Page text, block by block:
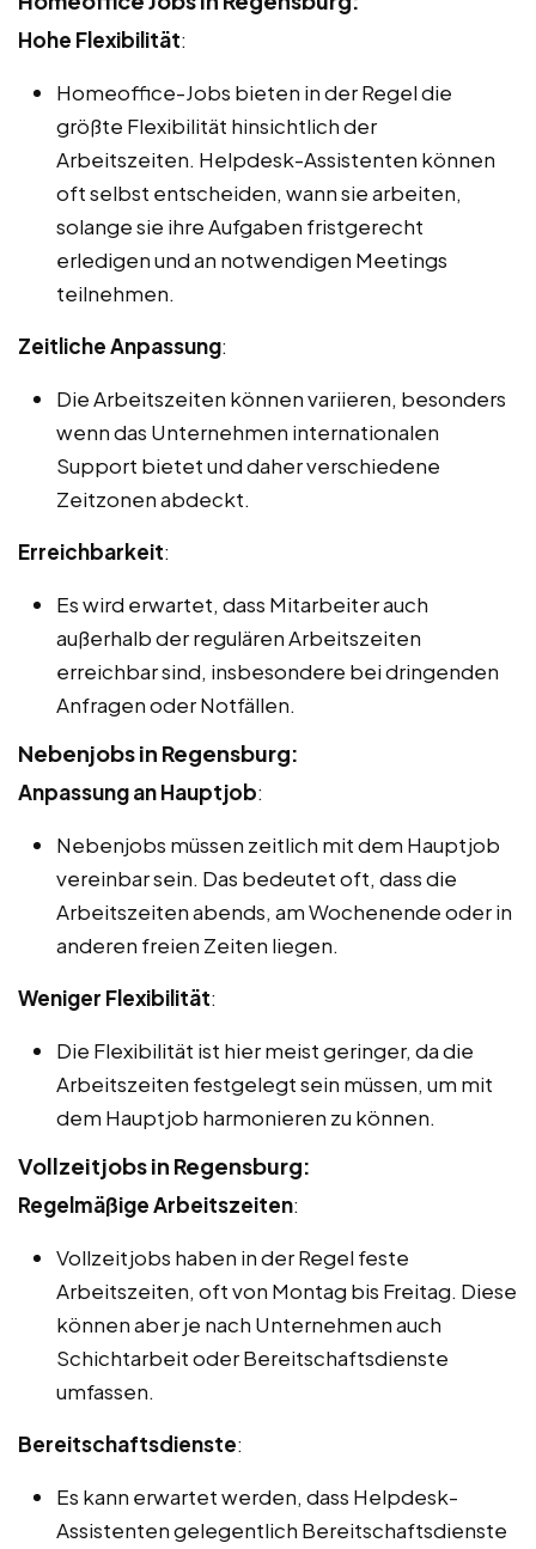
Hohe Flexibilität:
Homeoffice-Jobs bieten in der Regel die
größte Flexibilität hinsichtlich der
Arbeitszeiten. Helpdesk-Assistenten können
oft selbst entscheiden, wann sie arbeiten,
solange sie ihre Aufgaben fristgerecht
erledigen und an notwendigen Meetings
teilnehmen.
Zeitliche Anpassung:
Die Arbeitszeiten können variieren, besonders
wenn das Unternehmen internationalen
Support bietet und daher verschiedene
Zeitzonen abdeckt.
Erreichbarkeit:
Es wird erwartet, dass Mitarbeiter auch
außerhalb der regulären Arbeitszeiten
erreichbar sind, insbesondere bei dringenden
Anfragen oder Notfällen.
Nebenjobs in Regensburg:
Anpassung an Hauptjob:
Nebenjobs müssen zeitlich mit dem Hauptjob
vereinbar sein. Das bedeutet oft, dass die
Arbeitszeiten abends, am Wochenende oder in
anderen freien Zeiten liegen.
Weniger Flexibilität:
Die Flexibilität ist hier meist geringer, da die
Arbeitszeiten festgelegt sein müssen, um mit
dem Hauptjob harmonieren zu können.
Vollzeitjobs in Regensburg:
Regelmäßige Arbeitszeiten:
Vollzeitjobs haben in der Regel feste
Arbeitszeiten, oft von Montag bis Freitag. Diese
können aber je nach Unternehmen auch
Schichtarbeit oder Bereitschaftsdienste
umfassen.
Bereitschaftsdienste:
Es kann erwartet werden, dass Helpdesk-
Assistenten gelegentlich Bereitschaftsdienste